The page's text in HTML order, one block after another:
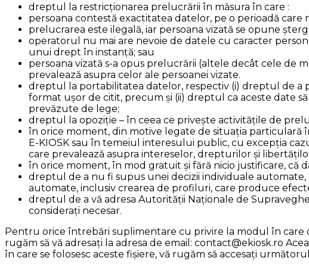
dreptul la restricționarea prelucrării în măsura în care :
persoana contestă exactitatea datelor, pe o perioadă
prelucrarea este ilegală, iar persoana vizată se opune
operatorul nu mai are nevoie de datele cu caracter
unui drept în instanță; sau
persoana vizată s-a opus prelucrării (altele decât cele
prevalează asupra celor ale persoanei vizate.
dreptul la portabilitatea datelor, respectiv (i) dreptul de
format ușor de citit, precum și (ii) dreptul ca aceste date
prevăzute de lege;
dreptul la opoziție – în ceea ce privește activitățile de
în orice moment, din motive legate de situația particulară
E-KIOSK sau în temeiul interesului public, cu excepția
care prevalează asupra intereselor, drepturilor și
în orice moment, în mod gratuit și fără nicio justificare, că
dreptul de a nu fi supus unei decizii individuale
automate, inclusiv crearea de profiluri, care produce
dreptul de a vă adresa Autorității Naționale de
considerați necesar.
Pentru orice întrebări suplimentare cu privire la modul în
rugăm să vă adresați la adresa de email: contact@ekiosk.ro
în care se folosesc aceste fișiere, vă rugăm să accesați